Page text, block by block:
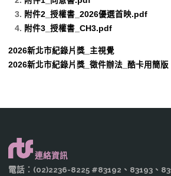
附件2_授權書_2026優選首映.pdf
附件3_授權書_CH3.pdf
2026新北市紀錄片獎_主視覺
2026新北市紀錄片獎_徵件辦法_酷卡用簡版
連絡資訊
電話：(02)2236-8225 #83192、83193、